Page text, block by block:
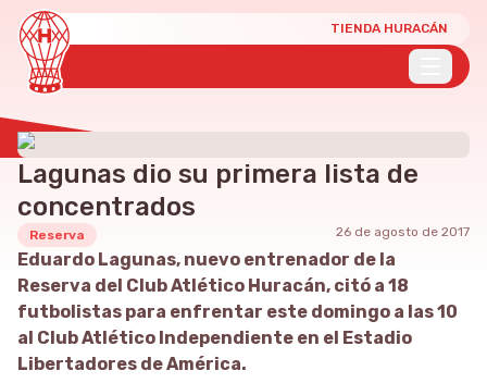
TIENDA HURACÁN
Lagunas dio su primera lista de
concentrados
Reserva 26 de agosto de 2017
Eduardo Lagunas, nuevo entrenador de la
Reserva del Club Atlético Huracán, citó a 18
futbolistas para enfrentar este domingo a las 10
al Club Atlético Independiente en el Estadio
Libertadores de América.